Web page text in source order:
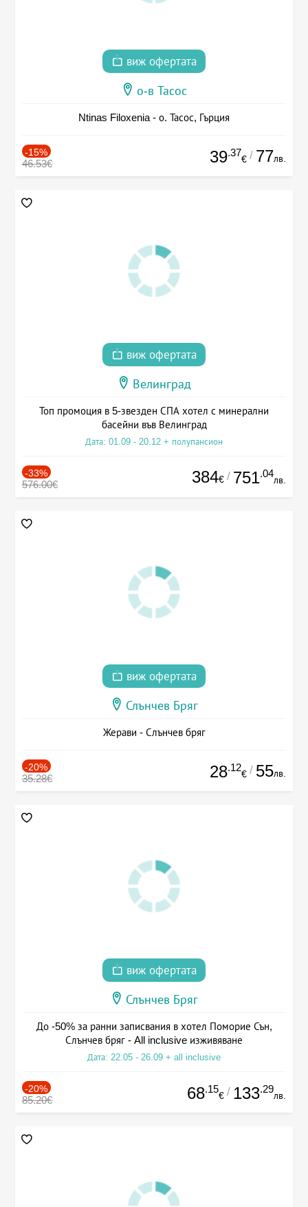
виж офертата
о-в Тасос
Ntinas Filoxenia - о. Тасос, Гърция
-15%
46.53€ 39.37
€ / 77лв.
виж офертата
Велинград
Топ промоция в 5-звезден СПА хотел с минерални
басейни във Велинград
Дата: 01.09 - 20.12 + полупансион
-33%
576.00€ 384€ / 751.04
лв.
виж офертата
Слънчев Бряг
Жерави - Слънчев бряг
-20%
35.28€ 28.12
€ / 55лв.
виж офертата
Слънчев Бряг
До -50% за ранни записвания в хотел Поморие Сън,
Слънчев бряг - All inclusive изживяване
Дата: 22.05 - 26.09 + all inclusive
-20%
85.20€ 68.15
€ / 133.29
лв.